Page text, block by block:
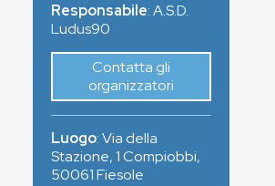
Responsabile: A.S.D.
Ludus90
Contatta gli
organizzatori
Luogo:Via della
Stazione, 1 Compiobbi,
50061Fiesole